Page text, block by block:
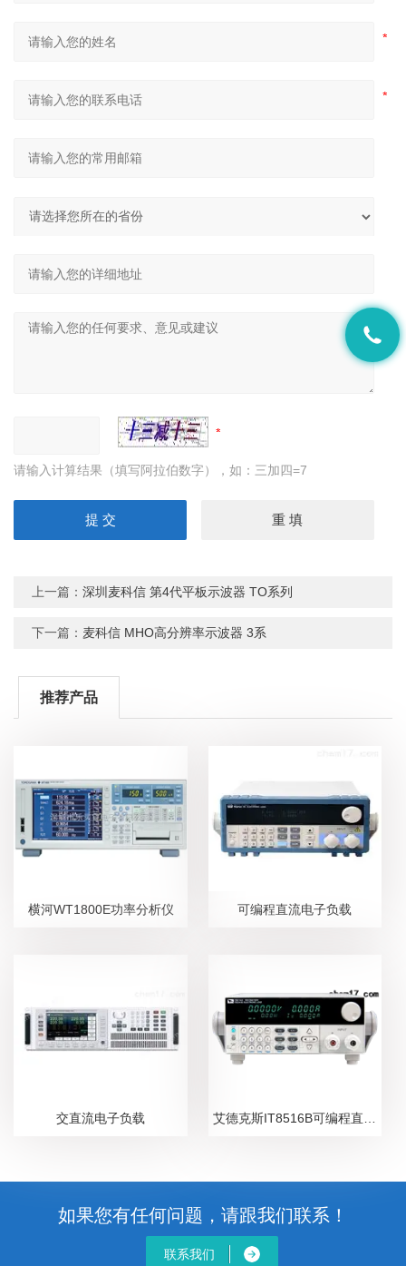
请输入计算结果（填写阿拉伯数字），如：三加四=7
上一篇：深圳麦科信 第4代平板示波器 TO系列
下一篇： 麦科信 MHO高分辨率示波器 3系
推荐产品
横河WT1800E功率分析仪 可编程直流电子负载
交直流电子负载
如果您有任何问题，请跟我们联系！
联系我们